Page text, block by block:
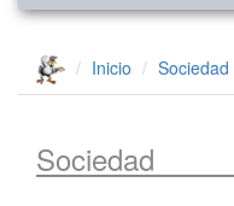
Inicio Sociedad
Sociedad